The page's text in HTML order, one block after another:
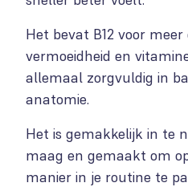
Het bevat B12 voor
vermoeidheid en
allemaal zorgvuldig in
anatomie.
Het is gemakkelijk in te
maag en gemaakt om
manier in je routine te